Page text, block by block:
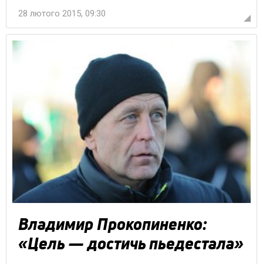
28 лютого 2015, 09:30
Владимир Прокопиненко:
«Цель — достичь пьедестала»